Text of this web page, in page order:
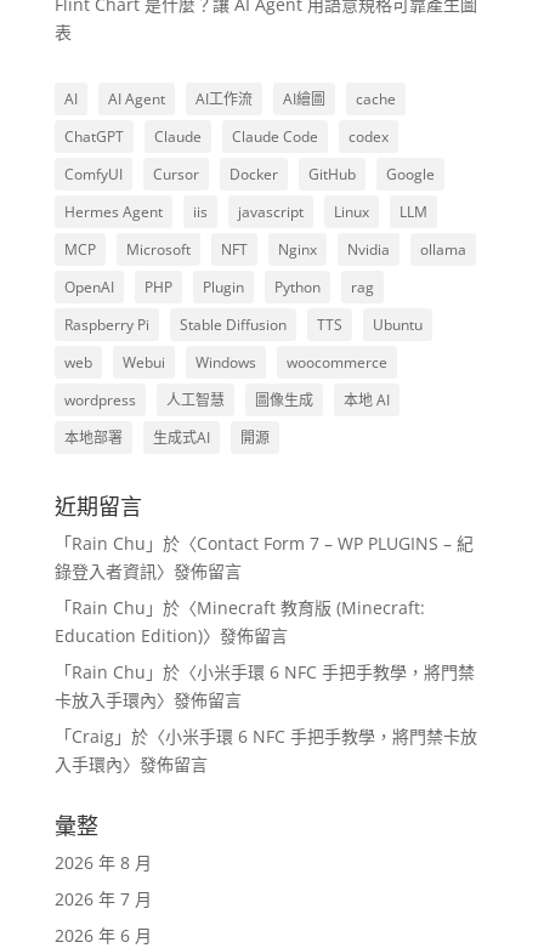
表
AI AI Agent AI工作流 AI繪圖
cache
ChatGPT
Claude Claude Code
codex
ComfyUI
Cursor Docker GitHub
Google
Hermes Agent
iis javascript Linux
LLM
MCP
Microsoft NFT Nginx Nvidia
ollama
OpenAI
PHP Plugin Python
rag
Raspberry Pi
Stable Diffusion TTS
Ubuntu
web
Webui Windows
woocommerce
wordpress
人工智慧 圖像生成
本地 AI
本地部署
生成式AI 開源
近期留言
「Rain Chu 」於〈Contact Form 7 – WP PLUGINS – 紀
錄登入者資訊〉發佈留言
「Rain Chu 」於〈Minecraft 教育版 (Minecraft:
Education Edition)〉發佈留言
「Rain Chu 」於〈小米手環 6 NFC 手把手教學，將門禁
卡放入手環內〉發佈留言
「Craig」於〈小米手環 6 NFC 手把手教學，將門禁卡放
入手環內〉發佈留言
彙整
2026 年 8 月
2026 年 7 月
2026 年 6 月